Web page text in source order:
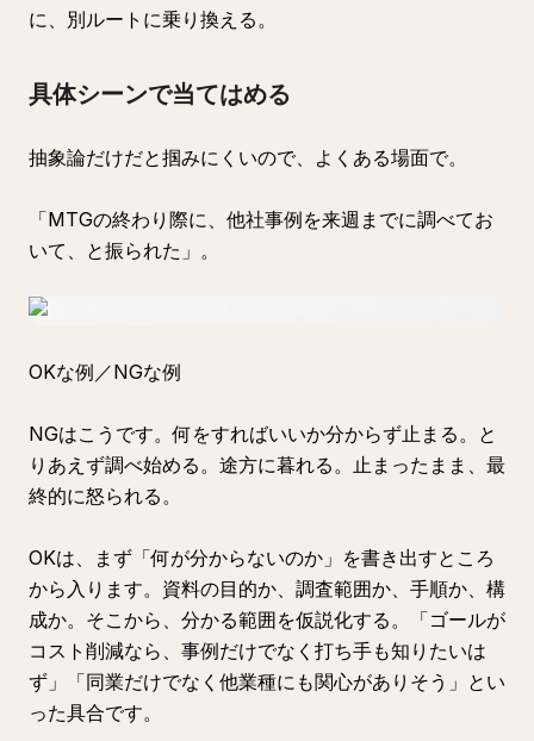
に、別ルートに乗り換える。
具体シーンで当てはめる
抽象論だけだと掴みにくいので、よくある場面で。
「MTGの終わり際に、他社事例を来週までに調べてお
いて、と振られた」。
OKな例／NGな例
NGはこうです。何をすればいいか分からず止まる。と
りあえず調べ始める。途方に暮れる。止まったまま、最
終的に怒られる。
OKは、まず「何が分からないのか」を書き出すところ
から入ります。資料の目的か、調査範囲か、手順か、構
成か。そこから、分かる範囲を仮説化する。「ゴールが
コスト削減なら、事例だけでなく打ち手も知りたいは
ず」「同業だけでなく他業種にも関心がありそう」とい
った具合です。